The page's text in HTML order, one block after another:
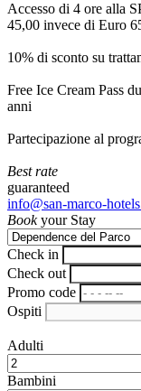
Accesso di 4 ore alla
45,00 invece di Euro
10% di sconto su
Free Ice Cream Pass
anni
Partecipazione al
Best rate
guaranteed
info@san-marco-
Bookyour Stay
Check in
Check out
Promo code
Ospiti
Adulti
Bambini